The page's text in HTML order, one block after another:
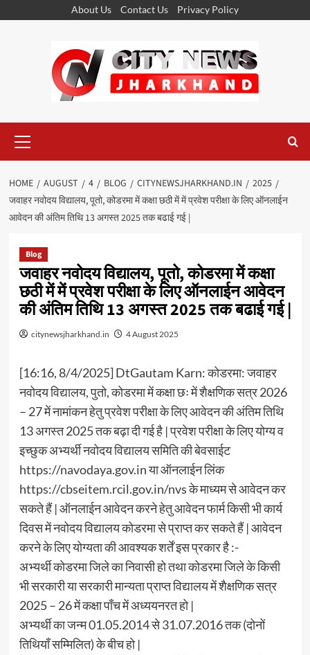
About Us Contact Us Privacy Policy
Menu
HOME AUGUST 4 BLOG CITYNEWSJHARKHAND.IN
2025
जवाहर नवोदय विद्यालय, पूतो, कोडरमा में कक्षा छठी में में प्रवेश परीक्षा के लिए ऑनलाईन
आवेदन की अंतिम तिथि 13 अगस्त 2025 तक बढाई गई |
Blog
जवाहर नवोदय विद्यालय, पूतो, कोडरमा में कक्षा
छठी में में प्रवेश परीक्षा के लिए ऑनलाईन आवेदन
की अंतिम तिथि 13 अगस्त 2025 तक बढाई गई |
citynewsjharkhand.in 4 August 2025
[16:16, 8/4/2025] DtGautam Karn: कोडरमा: जवाहर
नवोदय विद्यालय, पुतो, कोडरमा में कक्षा छः में शैक्षणिक सत्र 2026
– 27 में नामांकन हेतु प्रवेश परीक्षा के लिए आवेदन की अंतिम तिथि
13 अगस्त 2025 तक बढ़ा दी गई है | प्रवेश परीक्षा के लिए योग्य व
इच्छुक अभ्यर्थी नवोदय विद्यालय समिति की बेवसाईट
https://navodaya.gov.in या ऑनलाईन लिंक
https://cbseitem.rcil.gov.in/nvs के माध्यम से आवेदन कर
सकते हैं | ऑनलाईन आवेदन करने हेतु आवेदन फार्म किसी भी कार्य
दिवस में नवोदय विद्यालय कोडरमा से प्राप्त कर सकते हैं | आवेदन
करने के लिए योग्यता की आवश्यक शर्तें इस प्रकार है :-
अभ्यर्थी कोडरमा जिले का निवासी हो तथा कोडरमा जिले के किसी
भी सरकारी या सरकारी मान्यता प्राप्त विद्यालय में शैक्षणिक सत्र
2025 – 26 में कक्षा पाँच में अध्ययनरत हो |
अभ्यर्थी का जन्म 01.05.2014 से 31.07.2016 तक (दोनों
तिथियाँ सम्मिलित) के बीच हो |